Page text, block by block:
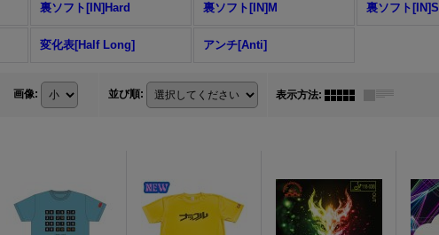
裏ソフト[IN]Hard 裏ソフト[IN]M 裏ソフト[IN]S
変化表[Half Long] アンチ[Anti]
画像: 並び順: 表示方法: